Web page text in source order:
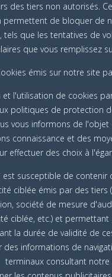
des tiers non autorisés.
permettent de bloquer de
tels que les tentatives de
que vous remplissez
émis sur notre site
et l'utilisation de cookies
politiques de protection
vous informons de
connaissance et des
effectuer des choix à
est susceptible de contenir
ciblée émis par des tiers
société de mesure
ciblée, etc.) et permettant
la durée de validité de
des informations de
terminaux consultant notre